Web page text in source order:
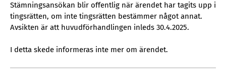
Stämningsansökan blir offentlig när ärendet har tagits upp i
tingsrätten, om inte tingsrätten bestämmer något annat.
Avsikten är att huvudförhandlingen inleds 30.4.2025.
I detta skede informeras inte mer om ärendet.